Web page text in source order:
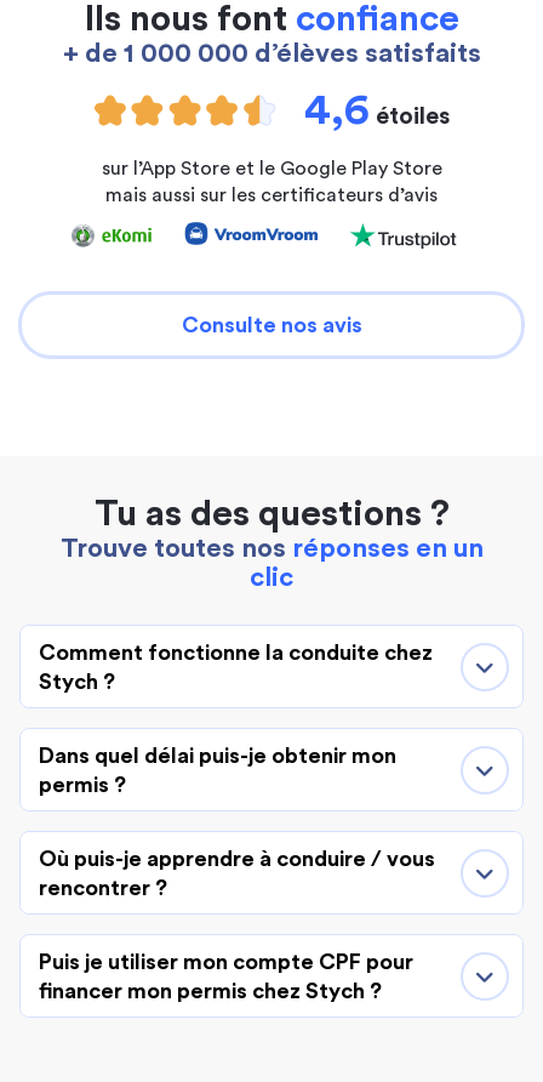
Ils nous font confiance
+ de 1 000 000 d’élèves satisfaits
4,6 étoiles
sur l’App Store et le Google Play Store
mais aussi sur les certificateurs d’avis
Consulte nos avis
Tu as des questions ?
Trouve toutes nos réponses en un
clic
Comment fonctionne la conduite chez
Stych ?
Dans quel délai puis-je obtenir mon
permis ?
Où puis-je apprendre à conduire / vous
rencontrer ?
Puis je utiliser mon compte CPF pour
financer mon permis chez Stych ?